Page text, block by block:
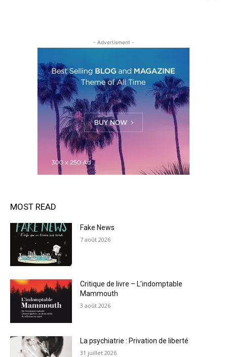
- Advertisment -
MOST READ
Fake News
7 août 2026
Critique de livre – L’indomptable
Mammouth
3 août 2026
La psychiatrie : Privation de liberté
31 juillet 2026